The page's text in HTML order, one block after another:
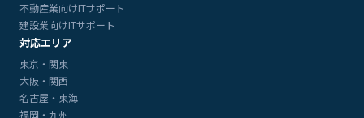
不動産業向けITサポート
建設業向けITサポート
対応エリア
東京・関東
大阪・関西
名古屋・東海
福岡・九州